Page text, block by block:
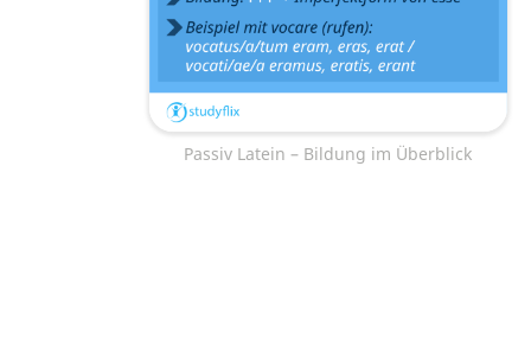
Passiv Latein – Bildung im Überblick